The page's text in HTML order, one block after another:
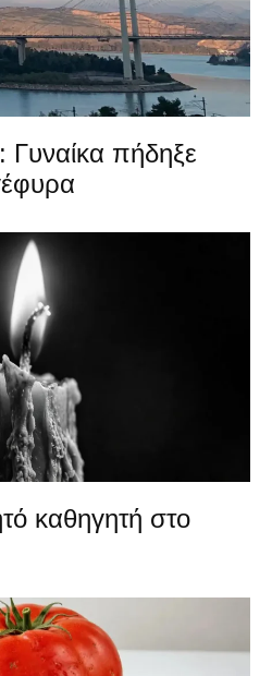
Γυναίκα πήδηξε
καθηγητή στο